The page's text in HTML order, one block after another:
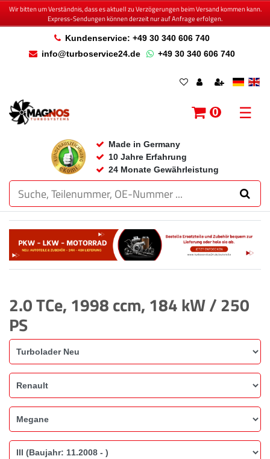
Wir bitten um Verständnis, dass es aktuell zu Verzögerungen beim Versand kommen kann.
Express-Sendungen können derzeit nur auf Anfrage erfolgen.
Kundenservice: +49 30 340 606 740
info@turboservice24.de
+49 30 340 606 740
Made in Germany
10 Jahre Erfahrung
24 Monate Gewährleistung
0 ☰
2.0 TCe, 1998 ccm, 184 kW / 250
PS